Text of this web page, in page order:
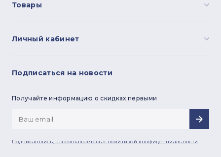
Регистрация
Товары
Личный кабинет
Подписаться на новости
Получайте информацию о скидках первыми
Подписавшись, вы соглашаетесь с политикой конфиденциальности